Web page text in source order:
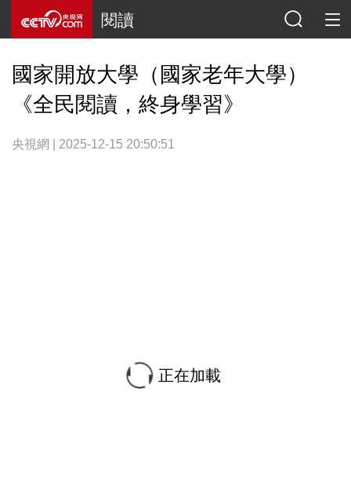
閱讀
國家開放大學（國家老年大學）
《全民閱讀，終身學習》
央視網 | 2025-12-15 20:50:51
正在加載